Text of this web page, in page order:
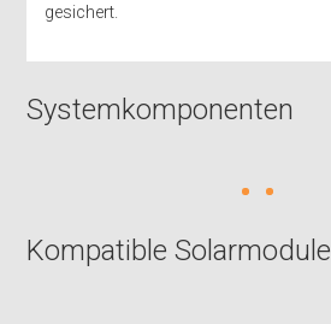
gesichert.
Systemkomponenten
Kompatible Solarmodule